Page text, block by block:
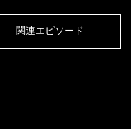
関連エピソード